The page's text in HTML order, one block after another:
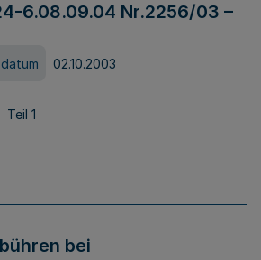
6.08.09.04 Nr.2256/03 –
02.10.2003
Teil 1
bei